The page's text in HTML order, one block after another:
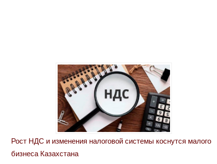
Рост НДС и изменения налоговой системы коснутся малого
бизнеса Казахстана